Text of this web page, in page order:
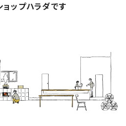
ョップハラダです